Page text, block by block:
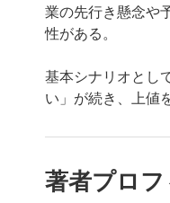
業の先行き懸念や
性がある。
基本シナリオとし
い」が続き、上値
著者プロ